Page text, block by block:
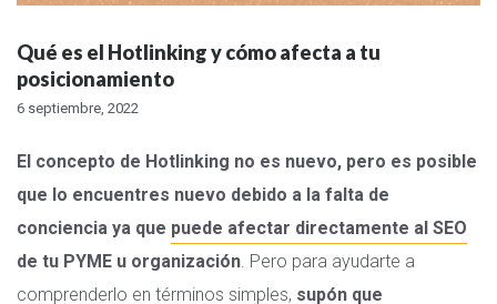
Qué es el Hotlinking y cómo afecta a tu
posicionamiento
6 septiembre, 2022
El concepto de Hotlinking no es nuevo, pero es posible
que lo encuentres nuevo debido a la falta de
conciencia ya que puede afectar directamente al SEO
de tu PYME u organización . Pero para ayudarte a
comprenderlo en términos simples, supón que